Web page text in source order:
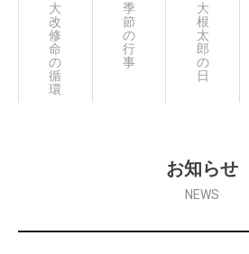
大
根
太
郎
の
日々
季
節
の
行
事
大
改
修
命
の
循
環
お知らせ
NEWS